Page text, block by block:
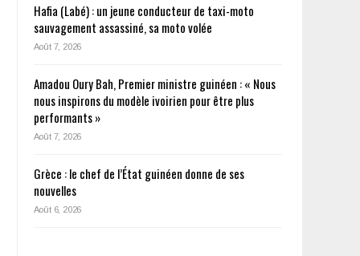
Hafia (Labé) : un jeune conducteur de taxi-moto
sauvagement assassiné, sa moto volée
Août 7, 2026
Amadou Oury Bah, Premier ministre guinéen : « Nous
nous inspirons du modèle ivoirien pour être plus
performants »
Août 7, 2026
Grèce : le chef de l’État guinéen donne de ses
nouvelles
Août 6, 2026